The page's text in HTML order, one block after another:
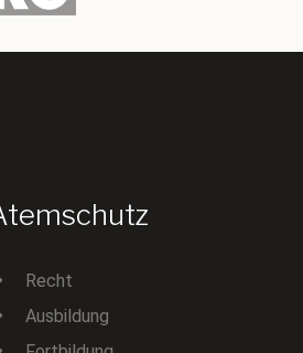
Recht
Ausbildung